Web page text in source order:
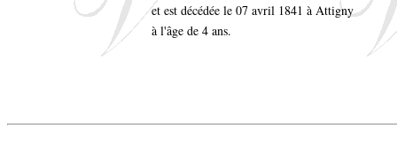
et est décédée le 07 avril 1841 à Attigny
à l'âge de 4 ans.